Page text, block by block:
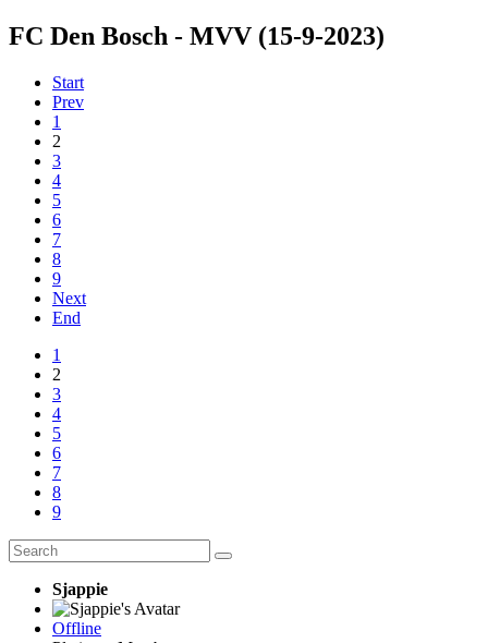
FC Den Bosch - MVV (15-9-2023)
Start
Prev
1
2
3
4
5
6
7
8
9
Next
End
1
2
3
4
5
6
7
8
9
Sjappie
Offline